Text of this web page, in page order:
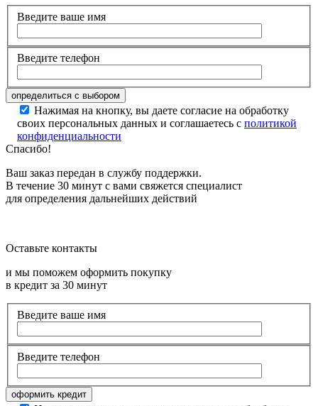
Введите ваше имя
Введите телефон
Нажимая на кнопку, вы даете согласие на обработку
своих персональных данных и соглашаетесь с политикой
конфиденциальности
Спасибо!
Ваш заказ передан в службу поддержки.
В течение 30 минут с вами свяжется специалист
для определения дальнейших действий
Оставьте контакты
и мы поможем оформить покупку
в кредит за 30 минут
Введите ваше имя
Введите телефон